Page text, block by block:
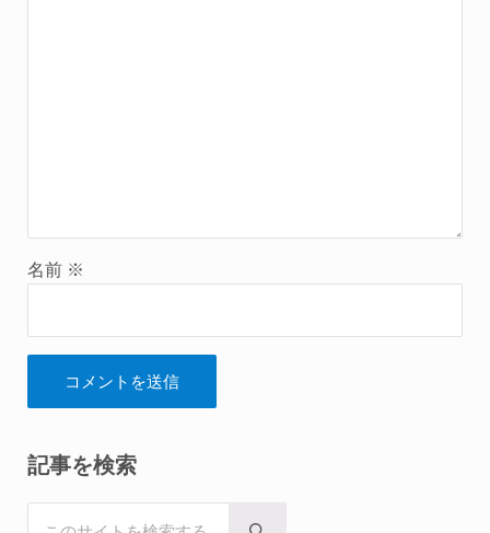
名前 ※
Sidebar
記事を検索